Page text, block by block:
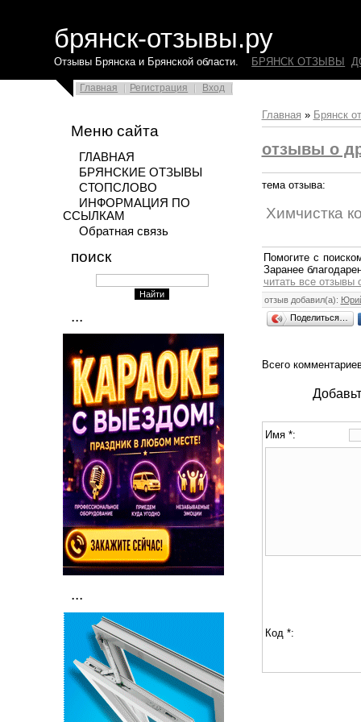
брянск-отзывы.ру
Отзывы Брянска и Брянской области. БРЯНСК ОТЗЫВЫ
Главная Регистрация Вход
Меню сайта
ГЛАВНАЯ
БРЯНСКИЕ ОТЗЫВЫ
СТОПСЛОВО
ИНФОРМАЦИЯ ПО
ССЫЛКАМ
Обратная связь
поиск
...
...
Главная » Брянск
отзывы о
тема отзыва:
Химчистка
Помогите с
Заранее
читать все отзывы
отзыв добавил(а):
Поделиться…
Всего
Имя *:
Код *: